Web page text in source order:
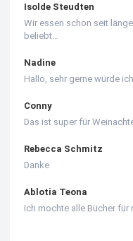
Isolde Steudten
Wir essen schon seit
beliebt…
Nadine
Hallo, sehr gerne würde
Conny
Das ist super für
Rebecca Schmitz
Danke
Ablotia Teona
Ich mochte alle Bücher für